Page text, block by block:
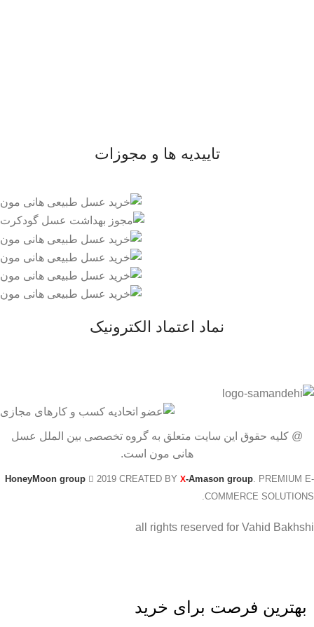
تاییدیه ها و مجوزات
نماد اعتماد الکترونیک
@ کلیه حقوق این سایت متعلق به گروه تخصصی بین الملل عسل
هانی مون است.
HoneyMoon group 2019 CREATED BY X-Amason group . PREMIUM E-
COMMERCE SOLUTIONS.
all rights reserved for Vahid Bakhshi
بهترین فرصت برای خرید